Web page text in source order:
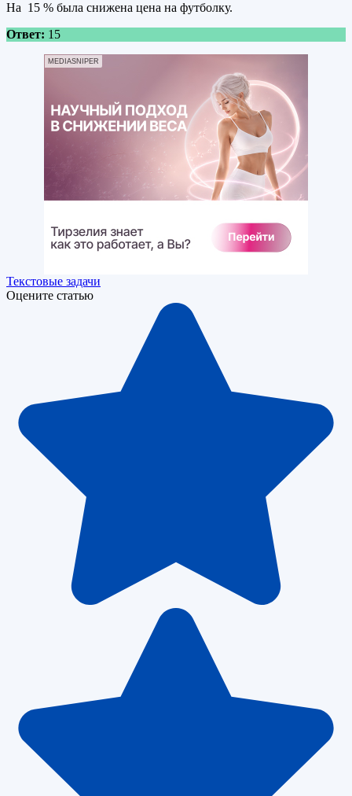
На 15 % была снижена цена на футболку.
Ответ: 15
MEDIASNIPER
Текстовые задачи
Оцените статью